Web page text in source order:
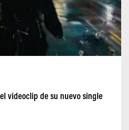
videoclip de su nuevo single